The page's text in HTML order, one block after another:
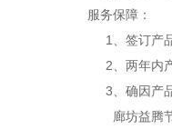
服务保障：
1、签订产
2、两年内产
3、确因产品
廊坊益腾节